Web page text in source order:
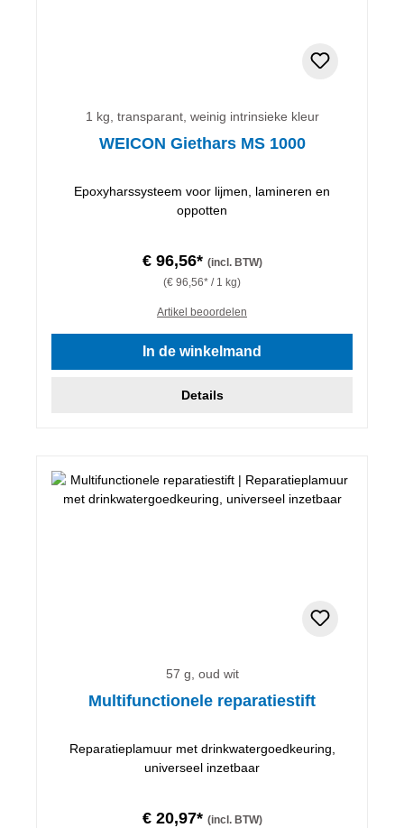
1 kg, transparant, weinig intrinsieke kleur
WEICON Giethars MS 1000
Epoxyharssysteem voor lijmen, lamineren en
oppotten
€ 96,56* (incl. BTW)
(€ 96,56* / 1 kg)
Artikel beoordelen
In de winkelmand
Details
57 g, oud wit
Multifunctionele reparatiestift
Reparatieplamuur met drinkwatergoedkeuring,
universeel inzetbaar
€ 20,97* (incl. BTW)